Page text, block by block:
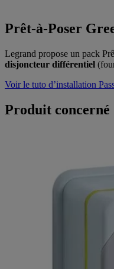
Prêt-à-Poser
Legrand propose un pack
disjoncteur différentiel
Voir le tuto d’installation
Produit concerné